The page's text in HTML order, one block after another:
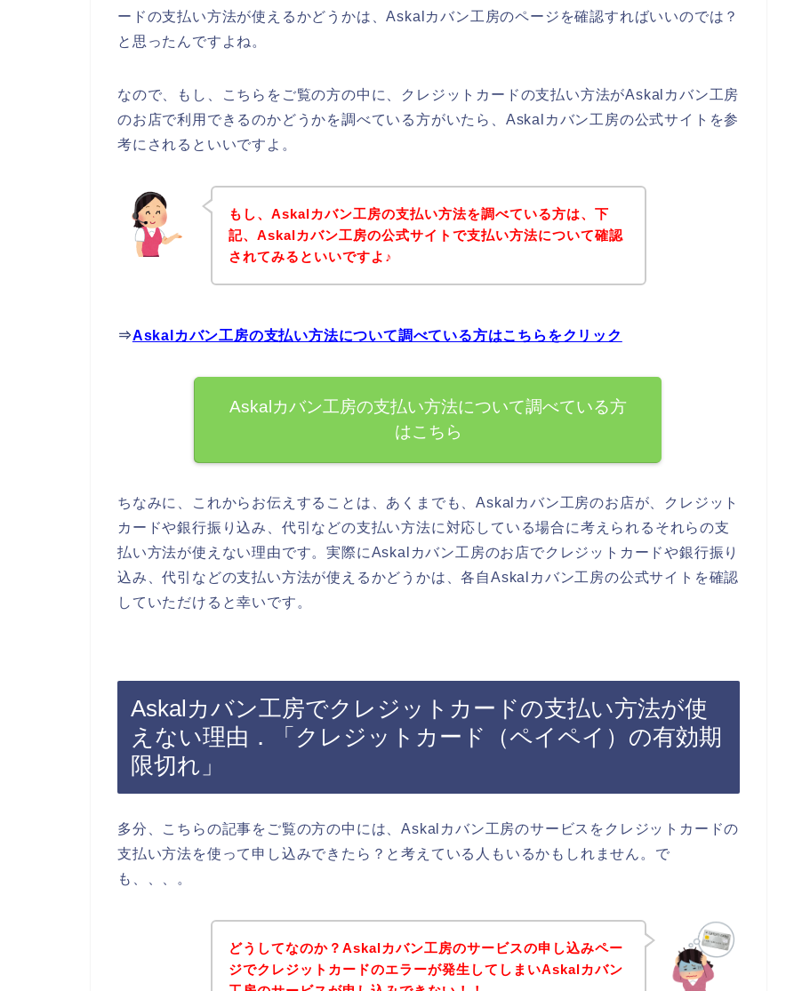
ードの支払い方法が使えるかどうかは、Askalカバン工房のページを確認すればいいのでは？
と思ったんですよね。
なので、もし、こちらをご覧の方の中に、クレジットカードの支払い方法がAskalカバン工房
のお店で利用できるのかどうかを調べている方がいたら、Askalカバン工房の公式サイトを参
考にされるといいですよ。
もし、Askalカバン工房の支払い方法を調べている方は、下
記、Askalカバン工房の公式サイトで支払い方法について確認
されてみるといいですよ♪
⇒Askalカバン工房の支払い方法について調べている方はこちらをクリック
Askalカバン工房の支払い方法について調べている方
はこちら
ちなみに、これからお伝えすることは、あくまでも、Askalカバン工房のお店が、クレジット
カードや銀行振り込み、代引などの支払い方法に対応している場合に考えられるそれらの支
払い方法が使えない理由です。実際にAskalカバン工房のお店でクレジットカードや銀行振り
込み、代引などの支払い方法が使えるかどうかは、各自Askalカバン工房の公式サイトを確認
していただけると幸いです。
Askalカバン工房でクレジットカードの支払い方法が使
えない理由．「クレジットカード（ペイペイ）の有効期
限切れ」
多分、こちらの記事をご覧の方の中には、Askalカバン工房のサービスをクレジットカードの
支払い方法を使って申し込みできたら？と考えている人もいるかもしれません。で
も、、、。
どうしてなのか？Askalカバン工房のサービスの申し込みペー
ジでクレジットカードのエラーが発生してしまいAskalカバン